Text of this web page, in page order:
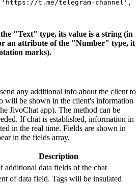
t.me/telegram-channel',
"Text" type, its value is a string (in
an attribute of the "Number" type, it
marks).
any additional info about the client to
will be shown in the client's information
JivoChat app). The method can be
If chat is established, information in
in the real time. Fields are shown in
in the fields array.
Description
additional data fields of the chat
of data field. Tags will be insulated